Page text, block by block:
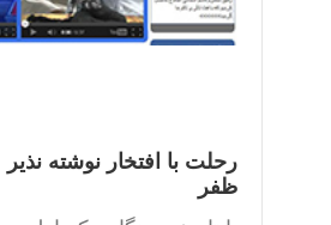
رحلت با افتخار نوشته نذیر
ظفر